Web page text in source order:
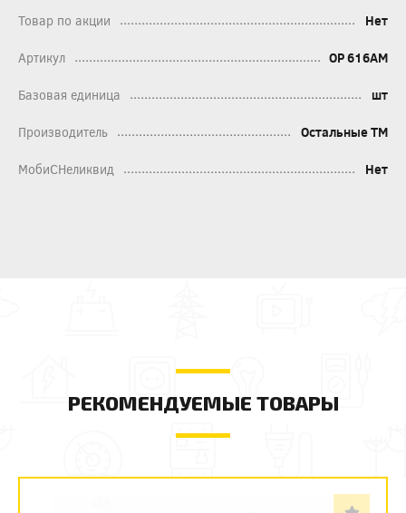
Товар по акции Нет
Артикул OP 616AM
Базовая единица шт
Производитель Остальные ТМ
МобиСНеликвид Нет
РЕКОМЕНДУЕМЫЕ ТОВАРЫ